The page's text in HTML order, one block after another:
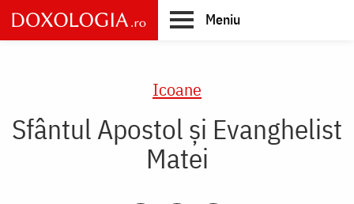
Skip
to
main
Meniu
Icoane
Sfântul Apostol și Evanghelist
Matei